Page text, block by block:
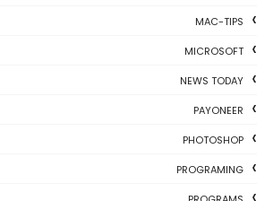
MAC-TIPS
MICROSOFT
NEWS TODAY
PAYONEER
PHOTOSHOP
PROGRAMING